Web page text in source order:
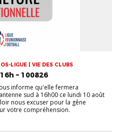
LIGUE | VIE DES CLUBS
– 100826
informe qu'elle fermera
sud à 16h00 ce lundi 10 août
nous excuser pour la gêne
votre compréhension.